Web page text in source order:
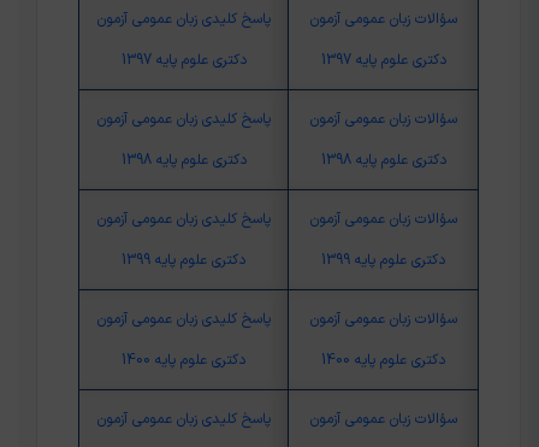
سؤالات زبان عمومی آزمون
دکتری علوم پایه 1397
پاسخ کلیدی زبان عمومی آزمون
دکتری علوم پایه 1397
سؤالات زبان عمومی آزمون
دکتری علوم پایه 1398
پاسخ کلیدی زبان عمومی آزمون
دکتری علوم پایه 1398
سؤالات زبان عمومی آزمون
دکتری علوم پایه 1399
پاسخ کلیدی زبان عمومی آزمون
دکتری علوم پایه 1399
سؤالات زبان عمومی آزمون
دکتری علوم پایه 1400
پاسخ کلیدی زبان عمومی آزمون
دکتری علوم پایه 1400
سؤالات زبان عمومی آزمون
پاسخ کلیدی زبان عمومی آزمون